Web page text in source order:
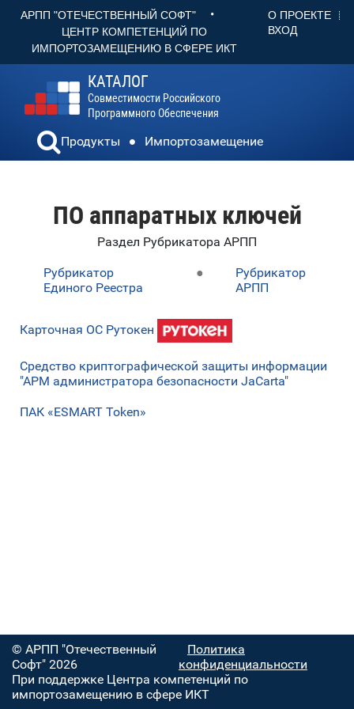
АРПП "ОТЕЧЕСТВЕННЫЙ СОФТ" •
ЦЕНТР КОМПЕТЕНЦИЙ ПО
ИМПОРТОЗАМЕЩЕНИЮ В СФЕРЕ ИКТ
О ПРОЕКТЕ
ВХОД
КАТАЛОГ
Совместимости Российского
Программного Обеспечения
Продукты Импортозамещение
ПО аппаратных ключей
Раздел Рубрикатора АРПП
Рубрикатор
Единого Реестра
●
Рубрикатор
АРПП
Карточная ОС Рутокен
Средство криптографической защиты информации
"АРМ администратора безопасности JaCarta"
ПАК «ESMART Token»
© АРПП "Отечественный
Софт" 2026
Политика
конфиденциальности
При поддержке Центра компетенций по
импортозамещению в сфере ИКТ